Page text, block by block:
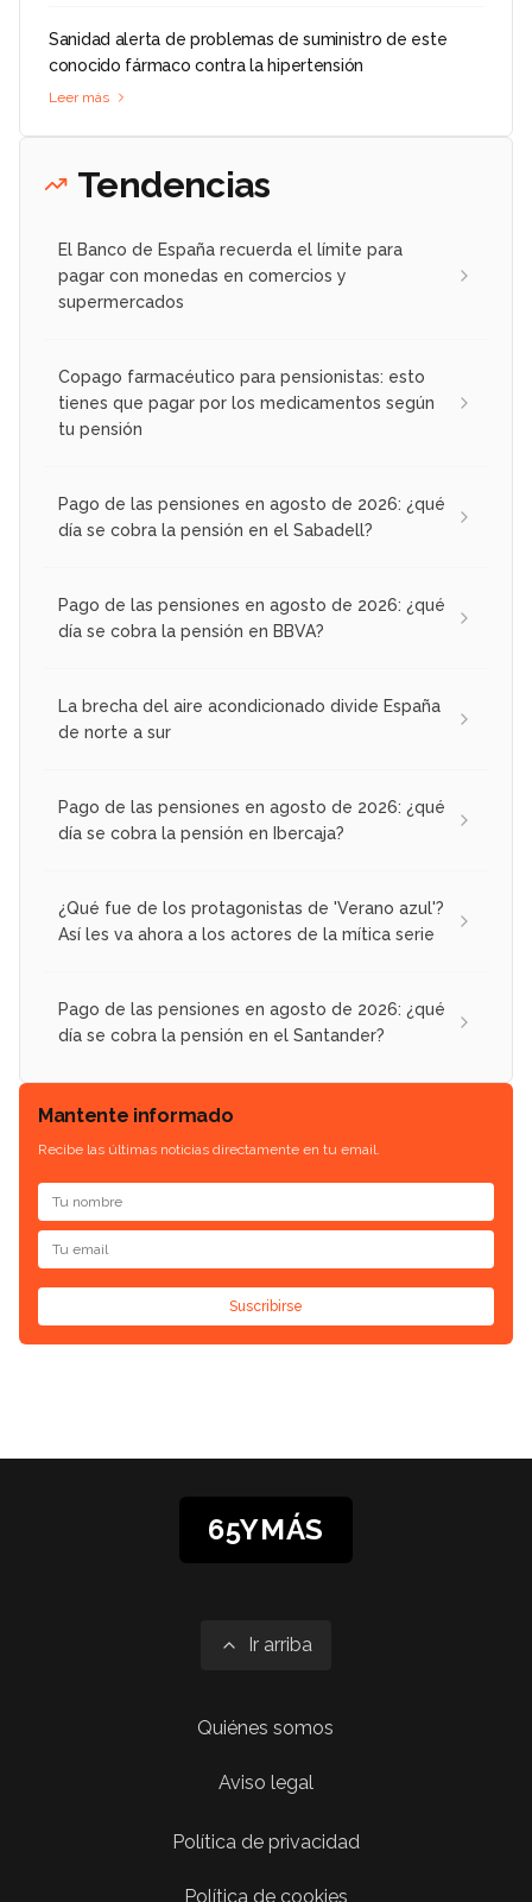
Sanidad alerta de problemas de suministro de este
conocido fármaco contra la hipertensión
Leer más
Tendencias
El Banco de España recuerda el límite para
pagar con monedas en comercios y
supermercados
Copago farmacéutico para pensionistas: esto
tienes que pagar por los medicamentos según
tu pensión
Pago de las pensiones en agosto de 2026: ¿qué
día se cobra la pensión en el Sabadell?
Pago de las pensiones en agosto de 2026: ¿qué
día se cobra la pensión en BBVA?
La brecha del aire acondicionado divide España
de norte a sur
Pago de las pensiones en agosto de 2026: ¿qué
día se cobra la pensión en Ibercaja?
¿Qué fue de los protagonistas de 'Verano azul'?
Así les va ahora a los actores de la mítica serie
Pago de las pensiones en agosto de 2026: ¿qué
día se cobra la pensión en el Santander?
Mantente informado
Recibe las últimas noticias directamente en tu email.
Suscribirse
65YMÁS
Ir arriba
Quiénes somos
Aviso legal
Política de privacidad
Política de cookies